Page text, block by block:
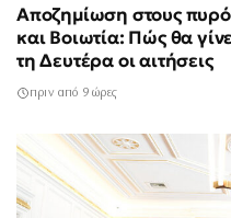
Αποζημίωση στους
και Βοιωτία: Πώς θα
τη Δευτέρα οι αιτήσεις
πριν από 9 ώρες